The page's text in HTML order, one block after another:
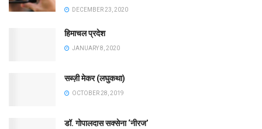
DECEMBER 23, 2020
हिमाचल प्रदेश
JANUARY 8, 2020
सब्ज़ी मेकर (लघुकथा)
OCTOBER 28, 2019
डॉ. गोपालदास सक्सेना ‘नीरज’